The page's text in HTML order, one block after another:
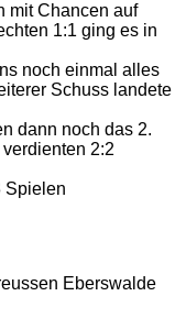
mit Chancen auf
1:1 ging es in
noch einmal alles
Schuss landete
dann noch das 2.
2:2
Spielen